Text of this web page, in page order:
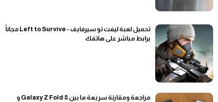
تحميل لعبة ليفت تو سيرفايف - Left to Survive مجاناً
برابط مباشر على هاتفك
مراجعة ومقارنة سريعة ما بين Galaxy Z Fold 8 و